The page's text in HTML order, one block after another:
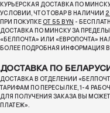
КУРЬЕРСКАЯ ДОСТАВКА ПО
УСЛОВИИ, ЧТО ТОВАР В НАЛИЧИИ
ПРИ ПОКУПКЕ ОТ 55 BYN -
ДОСТАВКА ПО МИНСКУ ЗА
«БЕЛПОЧТА» ИЛИ «ЕВРОПОЧТА»
БОЛЕЕ ПОДРОБНАЯ ИНФОРМАЦИЯ
ДОСТАВКА ПО
ДОСТАВКА В ОТДЕЛЕНИИ
ТАРИФАМ ПО ПЕРЕСЫЛКЕ, 1-4
ДЛЯ ПОЛУЧЕНИЯ ЗАКАЗА ВЫ
ПЛАТЕЖ».